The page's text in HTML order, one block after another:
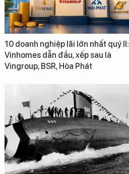
10 doanh nghiệp lãi lớn nhất quý II:
Vinhomes dẫn đầu, xếp sau là
Vingroup, BSR, Hòa Phát